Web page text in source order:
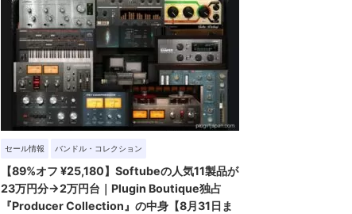
セール情報 バンドル・コレクション
【89%オフ ¥25,180】Softubeの人気11製品が
23万円分→2万円台｜Plugin Boutique独占
『Producer Collection』の中身【8月31日ま